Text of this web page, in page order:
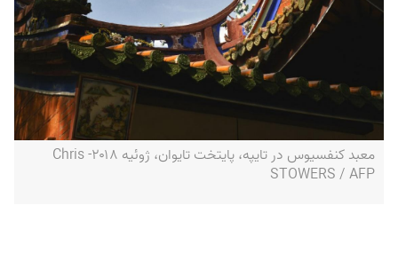
معبد کنفسیوس در تایپه، پایتخت تایوان، ژوئیه ۲۰۱۸- Chris
STOWERS / AFP